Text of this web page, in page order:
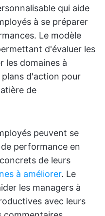
qui aide
à se préparer
Le modèle
d'évaluer les
les domaines à
d'action pour
de
peuvent se
performance en
de leurs
à améliorer. Le
les managers à
avec leurs